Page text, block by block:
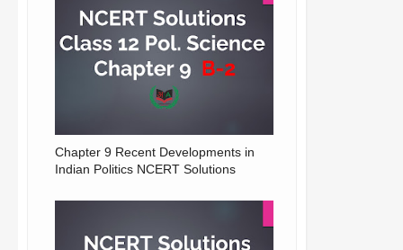
Chapter 9 Recent Developments in
Indian Politics NCERT Solutions